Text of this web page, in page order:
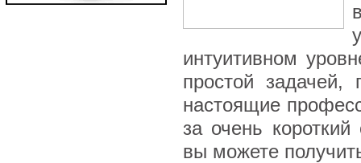
интуитивном
простой задачей,
настоящие
за очень
вы можете